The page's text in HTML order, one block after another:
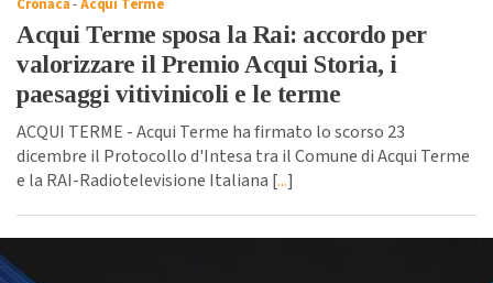
Acqui Terme sposa la Rai: accordo per
valorizzare il Premio Acqui Storia, i
paesaggi vitivinicoli e le terme
ACQUI TERME - Acqui Terme ha firmato lo scorso 23
dicembre il Protocollo d'Intesa tra il Comune di Acqui Terme
e la RAI-Radiotelevisione Italiana [...]